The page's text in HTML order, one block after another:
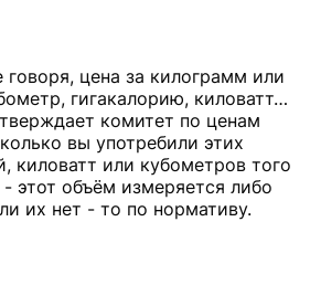
цена за килограмм или
гигакалорию, киловатт…
комитет по ценам
вы употребили этих
киловатт или кубометров того
этот объём измеряется либо
их нет - то по нормативу.